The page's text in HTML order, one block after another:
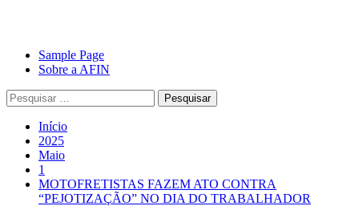
Avançar
para
conteúdo
Primary
Menu
Sample Page
Sobre a AFIN
Pesquisar
por:
Início
2025
Maio
1
MOTOFRETISTAS FAZEM ATO CONTRA
“PEJOTIZAÇÃO” NO DIA DO TRABALHADOR